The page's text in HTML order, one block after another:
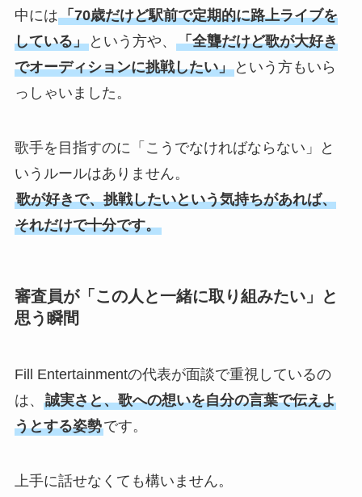
中には「70歳だけど駅前で定期的に路上ライブを
している」という方や、 「全聾だけど歌が大好き
でオーディションに挑戦したい」という方もいら
っしゃいました。
歌手を目指すのに「こうでなければならない」と
いうルールはありません。
歌が好きで、挑戦したいという気持ちがあれば、
それだけで十分です。
審査員が「この人と一緒に取り組みたい」と
思う瞬間
Fill Entertainmentの代表が面談で重視しているの
は、 誠実さと、歌への想いを自分の言葉で伝えよ
うとする姿勢です。
上手に話せなくても構いません。